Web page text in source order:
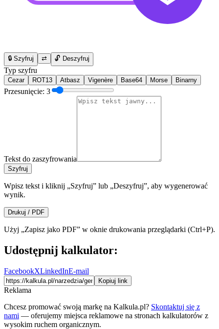
🔒 Szyfruj ⇄ 🔓 Deszyfruj
Typ szyfru
Cezar ROT13 Atbasz Vigenère Base64 Morse Binarny
Przesunięcie: 3
Tekst do zaszyfrowania
Szyfruj
Wpisz tekst i kliknij „Szyfruj” lub „Deszyfruj”, aby wygenerować
wynik.
Drukuj / PDF
Użyj „Zapisz jako PDF” w oknie drukowania przeglądarki (Ctrl+P).
Udostępnij kalkulator:
FacebookXLinkedInE-mail
Kopiuj link
Reklama
Chcesz promować swoją markę na Kalkula.pl? Skontaktuj się z
nami — oferujemy miejsca reklamowe na stronach kalkulatorów z
wysokim ruchem organicznym.